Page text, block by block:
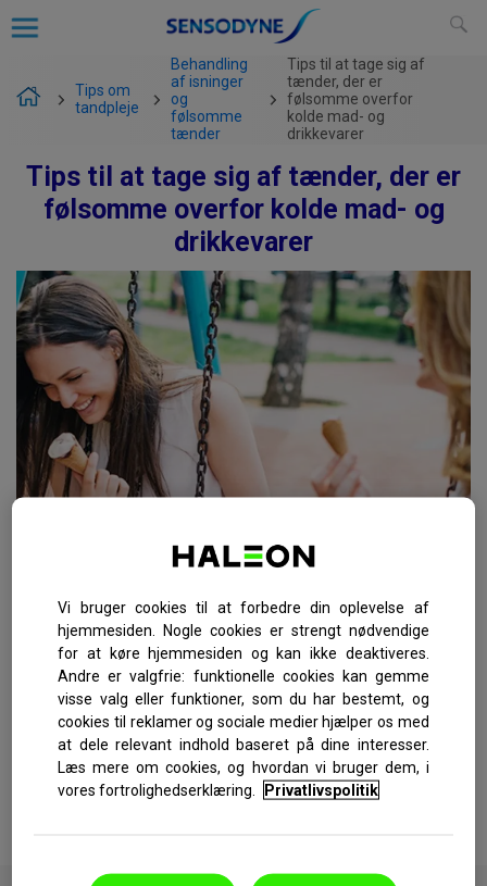
Tips om
tandpleje
Behandling
af isninger
og
følsomme
tænder
Tips til at tage sig af
tænder, der er
følsomme overfor
kolde mad- og
drikkevarer
Tips til at tage sig af tænder, der er
følsomme overfor kolde mad- og
drikkevarer
At spise is. En slurk iskold sodavand. Hvis du har følsomme
tænder, kan hverdagens mad- og drikkevarer uventet udløse jag af
tandsmerter.
Med tiden kan det beskyttende tandemaljelag slides væk og blotte
den bløde, indre del af din tand, der kaldes for dentin (tandben).
Visse udløsere — herunder kold mad, kolde drikkevarer eller et
luftsus—kan give korte, skarpe smerter, også kendt som
tandfølsomhed.
Vi bruger cookies til at forbedre din oplevelse af
hjemmesiden. Nogle cookies er strengt nødvendige
for at køre hjemmesiden og kan ikke deaktiveres.
Andre er valgfrie: funktionelle cookies kan gemme
visse valg eller funktioner, som du har bestemt, og
cookies til reklamer og sociale medier hjælper os med
at dele relevant indhold baseret på dine interesser.
Læs mere om cookies, og hvordan vi bruger dem, i
vores fortrolighedserklæring.
Privatlivspolitik